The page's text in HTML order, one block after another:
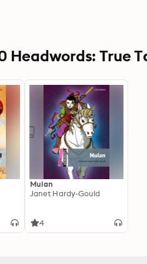
Headwords: True
Mulan
Janet Hardy-Gould
4